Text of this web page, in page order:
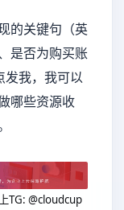
的关键句（英
是否为购买账
发我，我可以
哪些资源收
TG: @cloudcup